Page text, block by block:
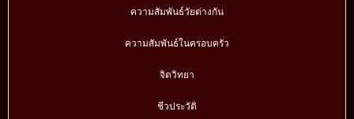
ความสัมพันธ์วัยต่างกัน
ความสัมพันธ์ในครอบครัว
จิตวิทยา
ชีวประวัติ